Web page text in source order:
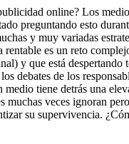
online? Los
preguntando esto
y muy variadas
rentable es un reto
y que está despertando
debates de los
tiene detrás una
muchas veces ignoran
su supervivencia.